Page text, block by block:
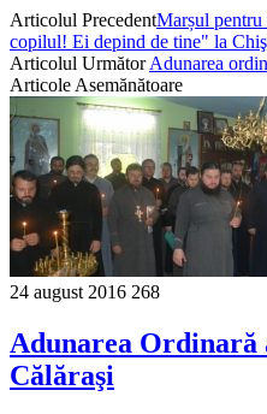
Articolul PrecedentMarșul
copilul! Ei depind de tine" la
Articolul UrmătorAdunarea
Articole Asemănătoare
24 august 2016 268
Adunarea
Călăraşi